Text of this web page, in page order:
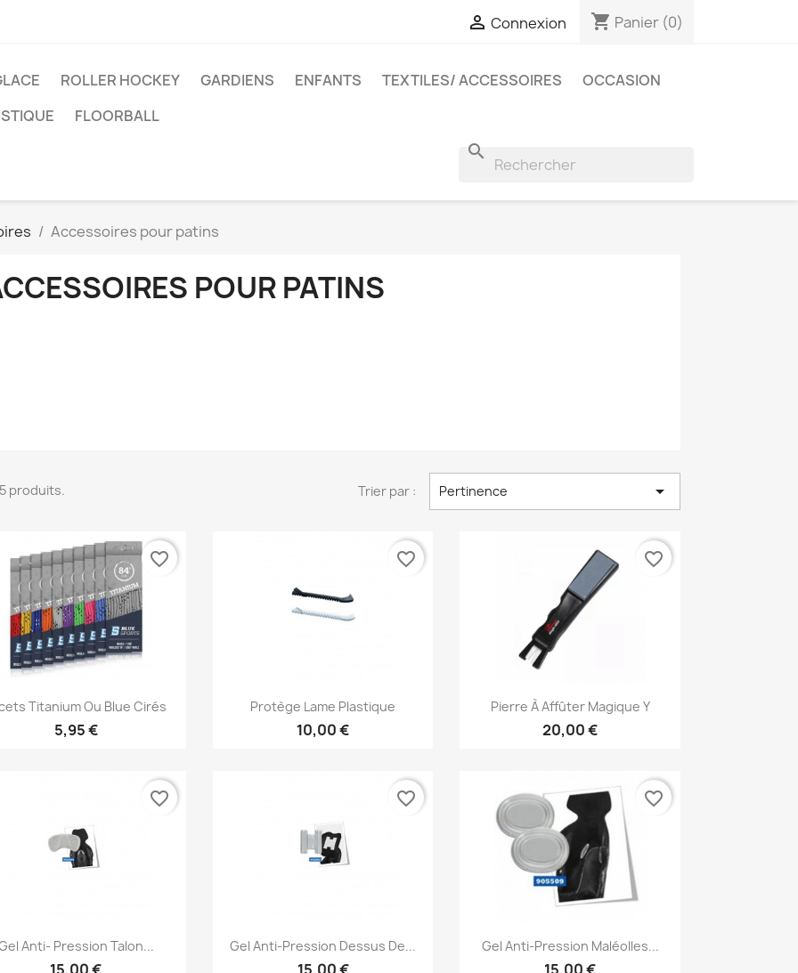
 Connexion shopping_cart Panier (0)
ROLLER HOCKEY GARDIENS ENFANTS TEXTILES/ ACCESSOIRES
OCCASION
FLOORBALL
search
Accessoires pour patins
POUR PATINS
produits. Trier par : Pertinence 
Aperçu rapide
Titanium Ou Blue Cirés
5,95 €
favorite_border
Aperçu rapide
Protège Lame Plastique
10,00 €
favorite_border
 Aperçu rapide
Pierre À Affûter Magique Y
20,00 €
favorite_border
Aperçu rapide
Anti- Pression Talon...
15,00 €
favorite_border
Aperçu rapide
Gel Anti-Pression Dessus De...
15,00 €
favorite_border
 Aperçu rapide
Gel Anti-Pression Maléolles...
15,00 €
favorite_border